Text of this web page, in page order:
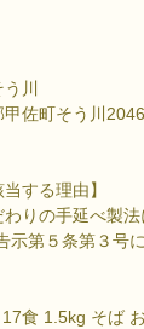
川
佐町そう川
する理由】
りの手延べ製
示第５条第３号
食 1.5kg そば